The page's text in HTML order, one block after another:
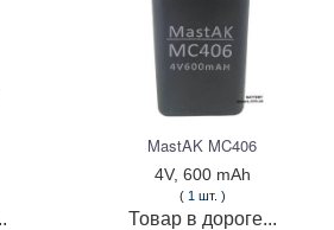
MastAK MC406
4V, 600 mAh
( 1 шт. )
Товар в дороге...